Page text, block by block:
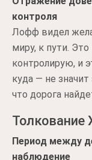
контроля
Лофф видел
миру, к пути. Это
контролирую, и
куда — не значит
что дорога
Толкование
Период между
наблюдение